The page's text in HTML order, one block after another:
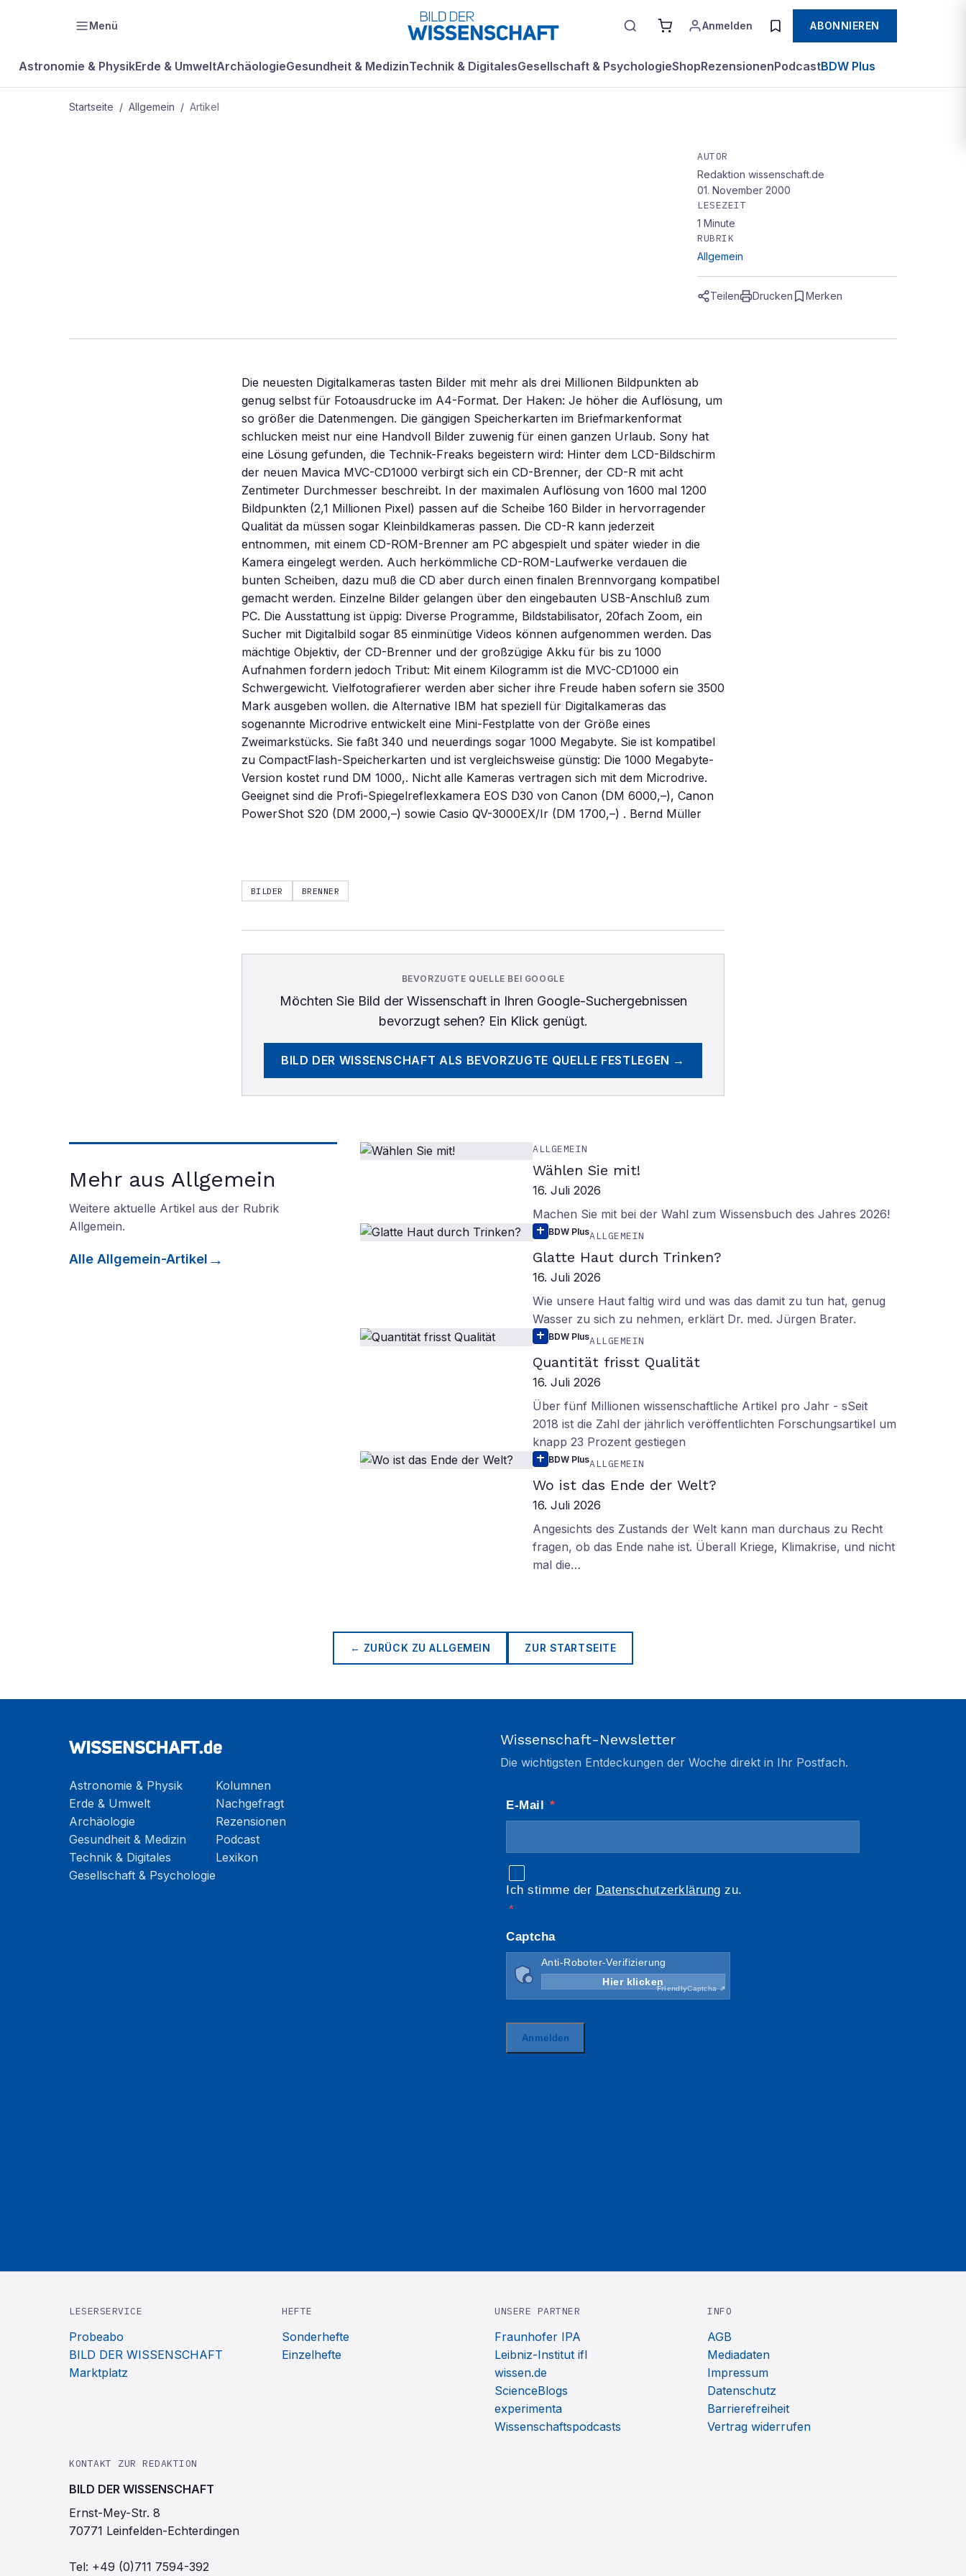
Menü Anmelden ABONNIEREN
Astronomie & PhysikErde & UmweltArchäologieGesundheit & MedizinTechnik & DigitalesGesellschaft & PsychologieShopRezensionenPodcastBDW Plus
Startseite / Allgemein / Artikel
AUTOR
Redaktion wissenschaft.de
01. November 2000
LESEZEIT
1 Minute
RUBRIK
Allgemein
Teilen Drucken Merken
Die neuesten Digitalkameras tasten Bilder mit mehr als drei Millionen Bildpunkten ab
genug selbst für Fotoausdrucke im A4-Format. Der Haken: Je höher die Auflösung, um
so größer die Datenmengen. Die gängigen Speicherkarten im Briefmarkenformat
schlucken meist nur eine Handvoll Bilder zuwenig für einen ganzen Urlaub. Sony hat
eine Lösung gefunden, die Technik-Freaks begeistern wird: Hinter dem LCD-Bildschirm
der neuen Mavica MVC-CD1000 verbirgt sich ein CD-Brenner, der CD-R mit acht
Zentimeter Durchmesser beschreibt. In der maximalen Auflösung von 1600 mal 1200
Bildpunkten (2,1 Millionen Pixel) passen auf die Scheibe 160 Bilder in hervorragender
Qualität da müssen sogar Kleinbildkameras passen. Die CD-R kann jederzeit
entnommen, mit einem CD-ROM-Brenner am PC abgespielt und später wieder in die
Kamera eingelegt werden. Auch herkömmliche CD-ROM-Laufwerke verdauen die
bunten Scheiben, dazu muß die CD aber durch einen finalen Brennvorgang kompatibel
gemacht werden. Einzelne Bilder gelangen über den eingebauten USB-Anschluß zum
PC. Die Ausstattung ist üppig: Diverse Programme, Bildstabilisator, 20fach Zoom, ein
Sucher mit Digitalbild sogar 85 einminütige Videos können aufgenommen werden. Das
mächtige Objektiv, der CD-Brenner und der großzügige Akku für bis zu 1000
Aufnahmen fordern jedoch Tribut: Mit einem Kilogramm ist die MVC-CD1000 ein
Schwergewicht. Vielfotografierer werden aber sicher ihre Freude haben sofern sie 3500
Mark ausgeben wollen. die Alternative IBM hat speziell für Digitalkameras das
sogenannte Microdrive entwickelt eine Mini-Festplatte von der Größe eines
Zweimarkstücks. Sie faßt 340 und neuerdings sogar 1000 Megabyte. Sie ist kompatibel
zu CompactFlash-Speicherkarten und ist vergleichsweise günstig: Die 1000 Megabyte-
Version kostet rund DM 1000,. Nicht alle Kameras vertragen sich mit dem Microdrive.
Geeignet sind die Profi-Spiegelreflexkamera EOS D30 von Canon (DM 6000,–), Canon
PowerShot S20 (DM 2000,–) sowie Casio QV-3000EX/Ir (DM 1700,–) . Bernd Müller
BILDER BRENNER
BEVORZUGTE QUELLE BEI GOOGLE
Möchten Sie Bild der Wissenschaftin Ihren Google-Suchergebnissen
bevorzugt sehen? Ein Klick genügt.
BILD DER WISSENSCHAFT ALS BEVORZUGTE QUELLE FESTLEGEN →
Mehr aus Allgemein
Weitere aktuelle Artikel aus der Rubrik
Allgemein.
Alle Allgemein-Artikel
ALLGEMEIN
Wählen Sie mit!
16. Juli 2026
Machen Sie mit bei der Wahl zum Wissensbuch des Jahres 2026!
BDW PlusALLGEMEIN
Glatte Haut durch Trinken?
16. Juli 2026
Wie unsere Haut faltig wird und was das damit zu tun hat, genug
Wasser zu sich zu nehmen, erklärt Dr. med. Jürgen Brater.
BDW PlusALLGEMEIN
Quantität frisst Qualität
16. Juli 2026
Über fünf Millionen wissenschaftliche Artikel pro Jahr - sSeit
2018 ist die Zahl der jährlich veröffentlichten Forschungsartikel um
knapp 23 Prozent gestiegen
BDW PlusALLGEMEIN
Wo ist das Ende der Welt?
16. Juli 2026
Angesichts des Zustands der Welt kann man durchaus zu Recht
fragen, ob das Ende nahe ist. Überall Kriege, Klimakrise, und nicht
mal die…
← ZURÜCK ZUALLGEMEIN ZUR STARTSEITE
Astronomie & Physik
Erde & Umwelt
Archäologie
Gesundheit & Medizin
Technik & Digitales
Gesellschaft & Psychologie
Kolumnen
Nachgefragt
Rezensionen
Podcast
Lexikon
Wissenschaft-Newsletter
Die wichtigsten Entdeckungen der Woche direkt in Ihr Postfach.
LESERSERVICE
Probeabo
BILD DER WISSENSCHAFT
Marktplatz
HEFTE
Sonderhefte
Einzelhefte
UNSERE PARTNER
Fraunhofer IPA
Leibniz-Institut ifl
wissen.de
ScienceBlogs
experimenta
Wissenschaftspodcasts
INFO
AGB
Mediadaten
Impressum
Datenschutz
Barrierefreiheit
Vertrag widerrufen
KONTAKT ZUR REDAKTION
BILD DER WISSENSCHAFT
Ernst-Mey-Str. 8
70771 Leinfelden-Echterdingen
Tel: +49 (0)711 7594-392